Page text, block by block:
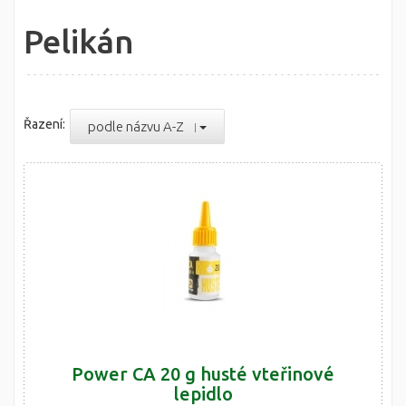
Pelikán
Řazení: podle názvu A-Z
Power CA 20 g husté vteřinové
lepidlo